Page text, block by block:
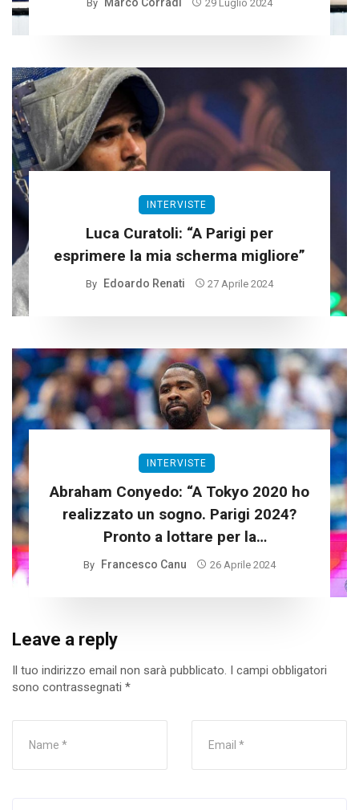
By 29 Luglio 2024
INTERVISTE
Luca Curatoli: “A Parigi per
esprimere la mia scherma migliore”
By Edoardo Renati 27 Aprile 2024
INTERVISTE
Abraham Conyedo: “A Tokyo 2020 ho
realizzato un sogno. Parigi 2024?
Pronto a lottare per la
qualificazione”
By Francesco Canu 26 Aprile 2024
Leave a reply
Il tuo indirizzo email non sarà pubblicato. I campi obbligatori
sono contrassegnati *